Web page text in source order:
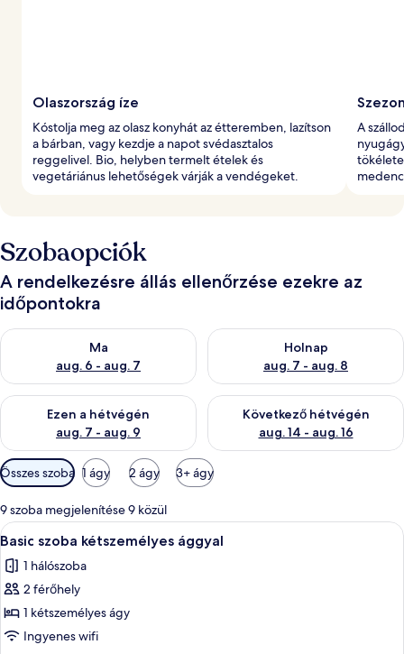
Olaszország íze
Kóstolja meg az olasz konyhát az étteremben, lazítson
a bárban, vagy kezdje a napot svédasztalos
reggelivel. Bio, helyben termelt ételek és
vegetáriánus lehetőségek várják a vendégeket.
A
Szobaopciók
A rendelkezésre állás ellenőrzése ezekre az
időpontokra
Ma
aug. 6 - aug. 7
A ma esti rendelkezésre állás ellenőrzése: aug. 6 - aug. 7
Holnap
aug. 7 - aug. 8
A holnapi rendelkezésre állás
Ezen a hétvégén
aug. 7 - aug. 9
A mostani hétvégi rendelkezésre állás ellenőrzése: aug. 7 -
Következő hétvégén
aug. 14 - aug. 16
A következő hétvégi
Szobákhoz
rendelkezésre
álló
szűrők
Összes szoba 1 ágy 2 ágy 3+ ágy
9 szoba megjelenítése 9 közül
A
következő
szoba
összes
képének
megtekintése:
Egy szállodai szoba, amelyben van
5
Basic szoba kétszemélyes ággyal
1 hálószoba
2 férőhely
1 kétszemélyes ágy
Ingyenes wifi